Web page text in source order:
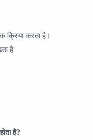
करता है।
है
है?